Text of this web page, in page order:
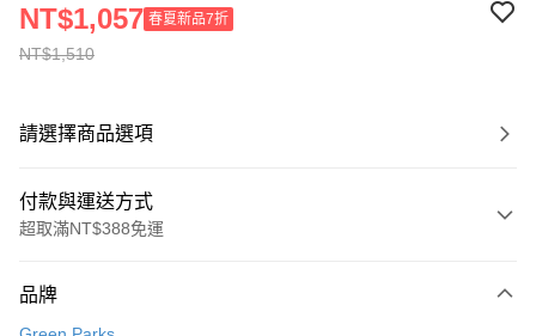
NT$1,510
NT$1,057 春夏新品7折
請選擇商品選項
付款與運送方式
超取滿NT$388免運
信用卡一次付款
品牌